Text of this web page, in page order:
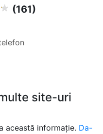
(161)
site-uri
această informație. Da-